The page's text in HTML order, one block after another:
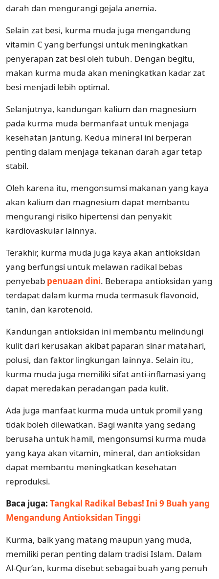
darah dan mengurangi gejala anemia.
Selain zat besi, kurma muda juga mengandung
vitamin C yang berfungsi untuk meningkatkan
penyerapan zat besi oleh tubuh. Dengan begitu,
makan kurma muda akan meningkatkan kadar zat
besi menjadi lebih optimal.
Selanjutnya, kandungan kalium dan magnesium
pada kurma muda bermanfaat untuk menjaga
kesehatan jantung. Kedua mineral ini berperan
penting dalam menjaga tekanan darah agar tetap
stabil.
Oleh karena itu, mengonsumsi makanan yang kaya
akan kalium dan magnesium dapat membantu
mengurangi risiko hipertensi dan penyakit
kardiovaskular lainnya.
Terakhir, kurma muda juga kaya akan antioksidan
yang berfungsi untuk melawan radikal bebas
penyebab penuaan dini. Beberapa antioksidan yang
terdapat dalam kurma muda termasuk flavonoid,
tanin, dan karotenoid.
Kandungan antioksidan ini membantu melindungi
kulit dari kerusakan akibat paparan sinar matahari,
polusi, dan faktor lingkungan lainnya. Selain itu,
kurma muda juga memiliki sifat anti-inflamasi yang
dapat meredakan peradangan pada kulit.
Ada juga manfaat kurma muda untuk promil yang
tidak boleh dilewatkan. Bagi wanita yang sedang
berusaha untuk hamil, mengonsumsi kurma muda
yang kaya akan vitamin, mineral, dan antioksidan
dapat membantu meningkatkan kesehatan
reproduksi.
Baca juga: Tangkal Radikal Bebas! Ini 9 Buah yang
Mengandung Antioksidan Tinggi
Kurma, baik yang matang maupun yang muda,
memiliki peran penting dalam tradisi Islam. Dalam
Al-Qur’an, kurma disebut sebagai buah yang penuh